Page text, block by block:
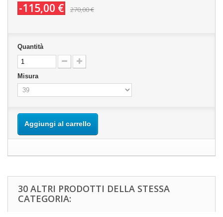
-115,00 € 270,00 €
Quantità
Misura
Aggiungi al carrello
30 ALTRI PRODOTTI DELLA STESSA
CATEGORIA: